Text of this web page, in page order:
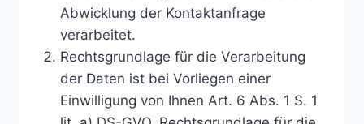
Abwicklung der Kontaktanfrage
verarbeitet.
Rechtsgrundlage für die Verarbeitung
der Daten ist bei Vorliegen einer
Einwilligung von Ihnen Art. 6 Abs. 1 S. 1